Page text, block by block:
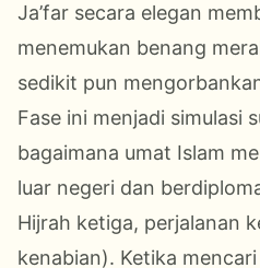
Ja’far secara elegan
menemukan benang
sedikit pun
Fase ini menjadi simulasi
bagaimana umat Islam
luar negeri dan
Hijrah ketiga, perjalanan
kenabian). Ketika